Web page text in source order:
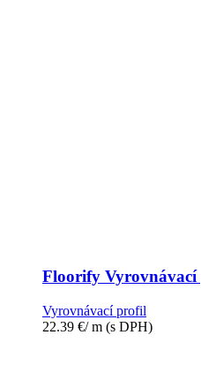
Floorify Vyrovnávací
Vyrovnávací profil
22.39 €/ m (s DPH)